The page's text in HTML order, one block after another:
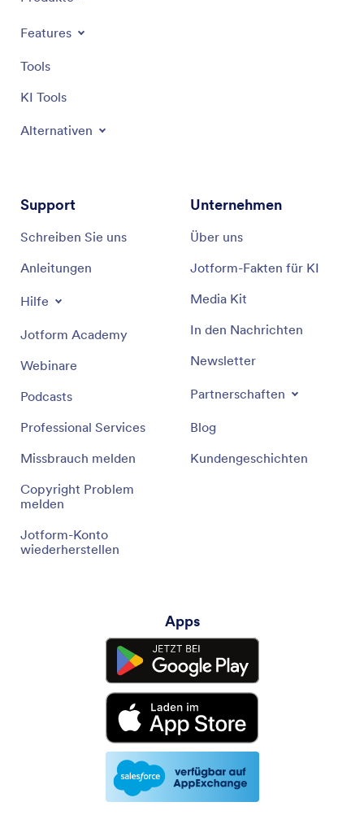
Features
Tools
KI Tools
Alternativen
Support
Schreiben Sie uns
Anleitungen
Hilfe
Jotform Academy
Webinare
Podcasts
Professional Services
Missbrauch melden
Copyright Problem
melden
Jotform-Konto
wiederherstellen
Unternehmen
Über uns
Jotform-Fakten für KI
Media Kit
In den Nachrichten
Newsletter
Partnerschaften
Blog
Kundengeschichten
Apps